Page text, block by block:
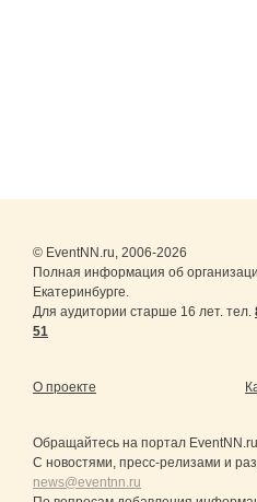
© EventNN.ru, 2006-2026
Полная информация об
Екатеринбурге.
Для аудитории старше 16 лет. тел.
51
О проекте
Обращайтесь на портал EventNN.ru
С новостями, пресс-релизами и
news@eventnn.ru